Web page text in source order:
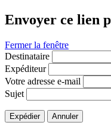
Envoyer ce lien
Fermer la fenêtre
Destinataire
Expéditeur
Votre adresse e-mail
Sujet
Expédier Annuler